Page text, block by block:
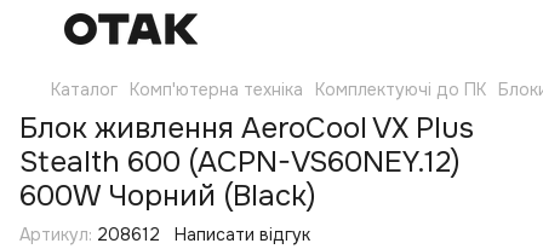
Каталог Комп'ютерна техніка Комплектуючі до ПК
Блок живлення AeroCool VX Plus
Stealth 600 (ACPN-VS60NEY.12)
600W Чорний (Black)
Артикул: 208612 Написати відгук